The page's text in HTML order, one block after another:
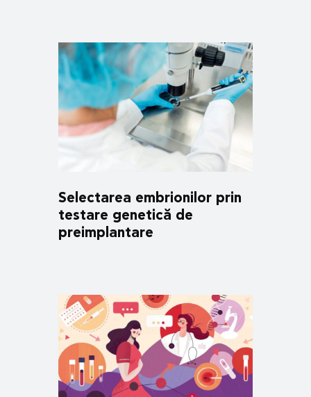
Selectarea embrionilor prin
testare genetică de
preimplantare